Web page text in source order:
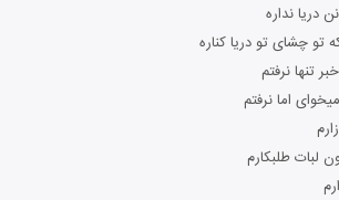
دریا نداره
چشای تو دریا کناره
تنها نرفتم
اما نرفتم
لبات طلبکارم